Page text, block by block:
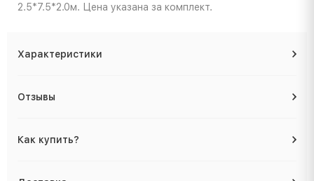
2.5*7.5*2.0м. Цена указана за комплект.
Характеристики
Отзывы
Как купить?